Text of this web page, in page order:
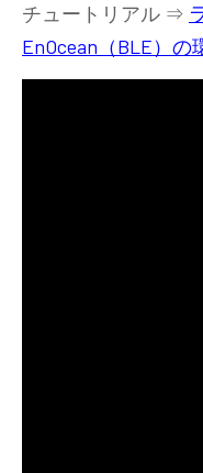
チュートリアル ⇒
EnOcean（BLE）